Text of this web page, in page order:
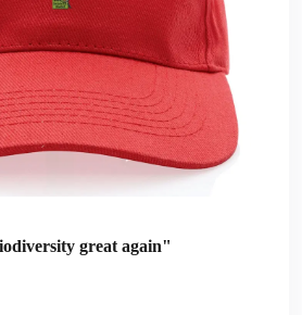
great again"